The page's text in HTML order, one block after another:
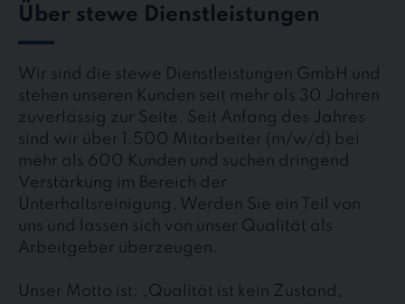
Über stewe Dienstleistungen
Wir sind die stewe Dienstleistungen GmbH und
stehen unseren Kunden seit mehr als 30 Jahren
zuverlässig zur Seite. Seit Anfang des Jahres
sind wir über 1.500 Mitarbeiter (m/w/d) bei
mehr als 600 Kunden und suchen dringend
Verstärkung im Bereich der
Unterhaltsreinigung. Werden Sie ein Teil von
uns und lassen sich von unser Qualität als
Arbeitgeber überzeugen.
Unser Motto ist: „Qualität ist kein Zustand,